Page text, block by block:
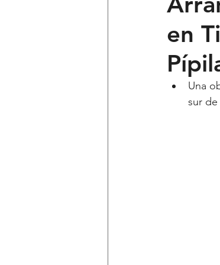
Ciencia y Tecnología
Mi Cuarto
en
Una
sur de